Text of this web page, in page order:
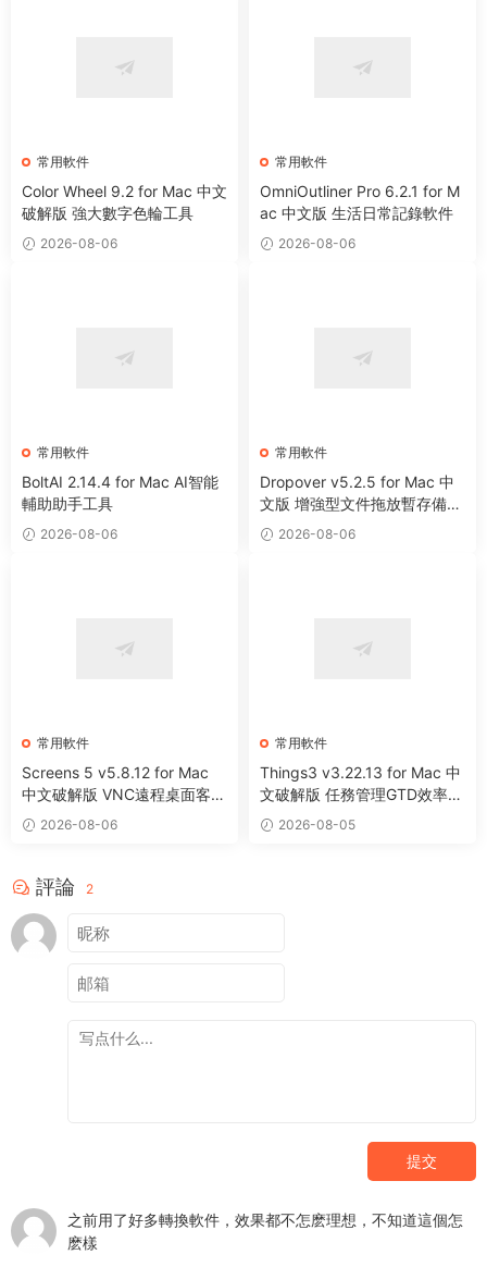
常用軟件
Color Wheel 9.2 for Mac 中文
破解版 強大數字色輪工具
2026-08-06
常用軟件
OmniOutliner Pro 6.2.1 for M
ac 中文版 生活日常記錄軟件
2026-08-06
常用軟件
BoltAI 2.14.4 for Mac AI智能
輔助助手工具
2026-08-06
常用軟件
Dropover v5.2.5 for Mac 中
文版 增強型文件拖放暫存備用
整理工具
2026-08-06
常用軟件
Screens 5 v5.8.12 for Mac
中文破解版 VNC遠程桌面客戶
端應用程序
2026-08-06
常用軟件
Things3 v3.22.13 for Mac 中
文破解版 任務管理GTD效率工
具 2026-08-05
評論 2
提交
之前用了好多轉換軟件，效果都不怎麽理想，不知道這個怎
麽樣